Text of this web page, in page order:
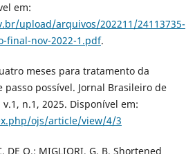
em:
upload/arquivos/202211/24113735-
final-nov-2022-1.pdf.
meses para tratamento da
possível. Jornal Brasileiro de
n.1, 2025. Disponível em:
ojs/article/view/4/3
DE Q.; MIGLIORI, G. B. Shortened